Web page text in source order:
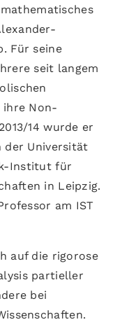
Für seine
seit langem
ihre Non-
14 wurde er
der Universität
Institut für
in Leipzig.
am IST
auf die rigorose
partieller
bei